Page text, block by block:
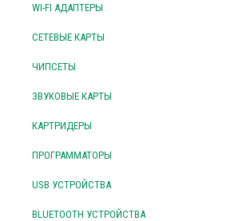
WI-FI АДАПТЕРЫ
СЕТЕВЫЕ КАРТЫ
ЧИПСЕТЫ
ЗВУКОВЫЕ КАРТЫ
КАРТРИДЕРЫ
ПРОГРАММАТОРЫ
USB УСТРОЙСТВА
BLUETOOTH УСТРОЙСТВА